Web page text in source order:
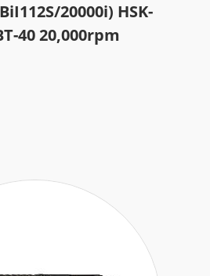
20000i) HSK-
40 20,000rpm